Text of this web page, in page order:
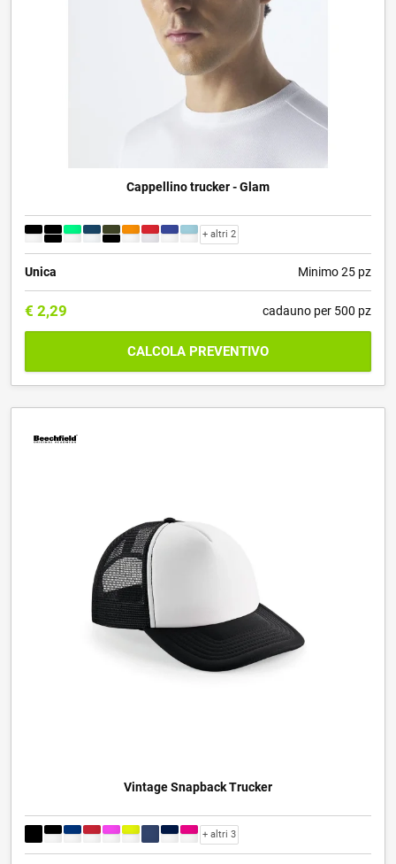
Cappellino trucker - Glam
+ altri 2
Unica Minimo 25 pz
€ 2,29 cadauno per 500 pz
CALCOLA PREVENTIVO
Vintage Snapback Trucker
+ altri 3